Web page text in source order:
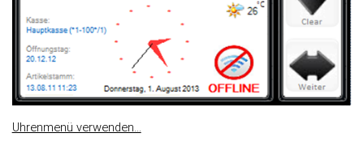
Uhrenmenü verwenden...